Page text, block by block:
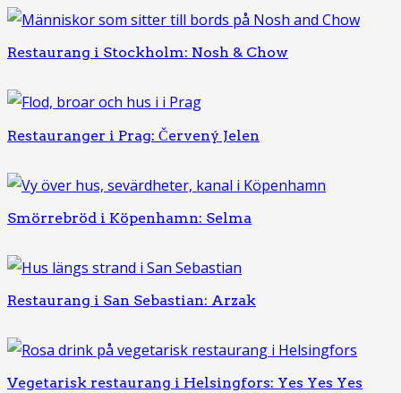
Restaurang i Stockholm: Nosh & Chow
Restauranger i Prag: Červený Jelen
Smörrebröd i Köpenhamn: Selma
Restaurang i San Sebastian: Arzak
Vegetarisk restaurang i Helsingfors: Yes Yes Yes